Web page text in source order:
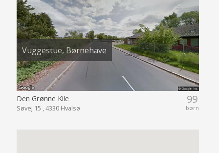
Vuggestue, Børnehave
99
børn
Den Grønne Kile
Søvej 15 , 4330 Hvalsø